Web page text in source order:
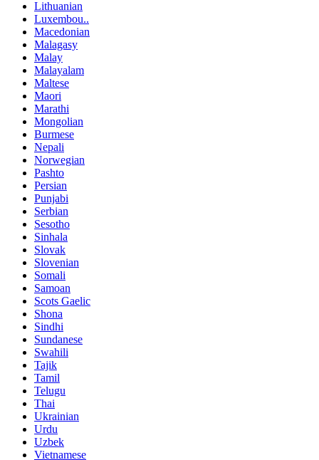
Lithuanian
Luxembou..
Macedonian
Malagasy
Malay
Malayalam
Maltese
Maori
Marathi
Mongolian
Burmese
Nepali
Norwegian
Pashto
Persian
Punjabi
Serbian
Sesotho
Sinhala
Slovak
Slovenian
Somali
Samoan
Scots Gaelic
Shona
Sindhi
Sundanese
Swahili
Tajik
Tamil
Telugu
Thai
Ukrainian
Urdu
Uzbek
Vietnamese